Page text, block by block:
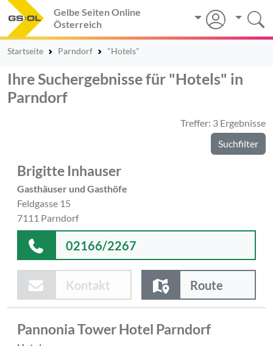
Gelbe Seiten Online
Österreich
Startseite Parndorf "Hotels"
Ihre Suchergebnisse für "Hotels" in
Parndorf
Treffer: 3 Ergebnisse
Suchfilter
Brigitte Inhauser
Gasthäuser und Gasthöfe
Feldgasse 15
7111 Parndorf
02166/2267
Kontakt Route
Pannonia Tower Hotel Parndorf